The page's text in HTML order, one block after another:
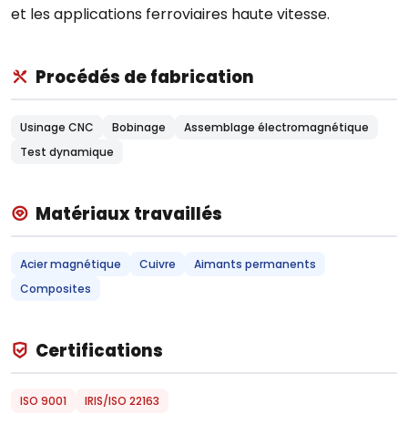
et les applications ferroviaires haute vitesse.
Procédés de fabrication
Usinage CNC Bobinage
Assemblage électromagnétique
Test dynamique
Matériaux travaillés
Acier magnétique Cuivre
Aimants permanents
Composites
Certifications
ISO 9001 IRIS/ISO 22163